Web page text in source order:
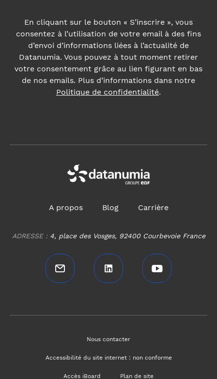
En cliquant sur le bouton « S’inscrire », vous
consentez à l’utilisation de votre email à des fins
d’envoi d’informations liées à l’actualité de
Datanumia. Vous pouvez à tout moment retirer
votre consentement grâce au lien figurant en bas
de nos emails. Plus d’informations dans notre
Politique de confidentialité.
A propos Blog Carrière
ADRESSE : 4, place des Vosges, 92400 Courbevoie France
Nous contacter
Accessibilité du site internet : non conforme
Accès iBoard Plan de site